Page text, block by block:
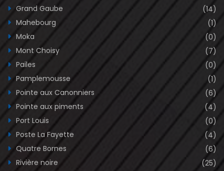
Grand Gaube
(14)
Mahebourg
(1)
Moka
(0)
Mont Choisy
(7)
Pailes
(0)
Pamplemousse
(1)
Pointe aux Canonniers
(6)
Pointe aux piments
(4)
Port Louis
(0)
Poste La Fayette
(4)
Quatre Bornes
(6)
Rivière noire
(25)